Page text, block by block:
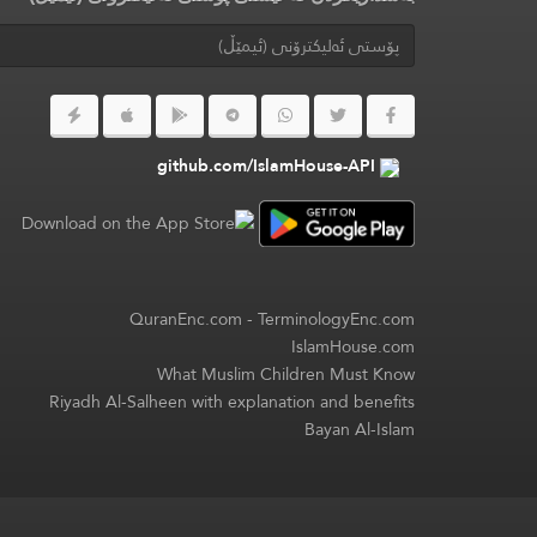
github.com/IslamHouse-API
QuranEnc.com-TerminologyEnc.com
IslamHouse.com
What Muslim Children Must Know
Riyadh Al-Salheen with explanation and benefits
Bayan Al-Islam